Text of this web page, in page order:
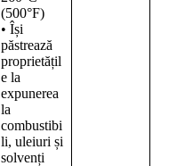
(500°F)
• Își
păstrează
proprietățil
e la
expunerea
la
combustibi
li, uleiuri și
solvenți